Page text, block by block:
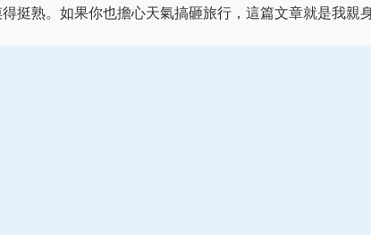
挺熟。如果你也擔心天氣搞砸旅行，這篇文章就是我親